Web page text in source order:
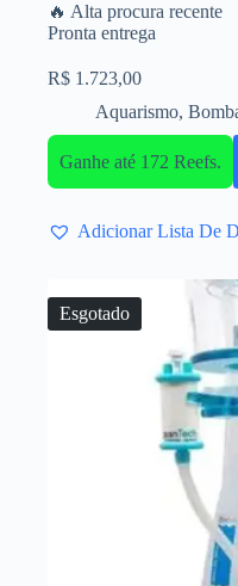
🔥 Alta procura recente
Pronta entrega
R$ 1.723,00
Aquarismo,
Ganhe até 172 Reefs.
Adicionar Lista De
Esgotado